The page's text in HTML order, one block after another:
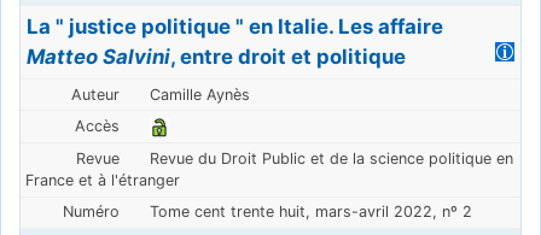
La " justice politique " en Italie. Les affaire
Matteo Salvini, entre droit et politique
Camille Aynès
Revue du Droit Public et de la science politique en
France et à l'étranger
Tome cent trente huit, mars-avril 2022, nº 2